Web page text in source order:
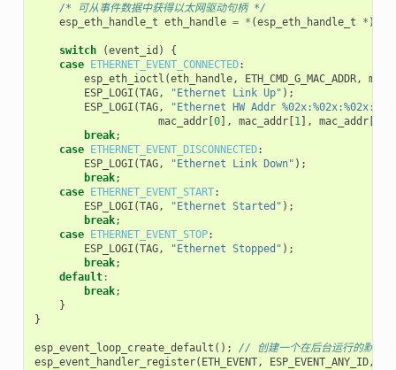
/* 可从事件数据中获得以太网驱动句柄 */
esp_eth_handle_t eth_handle = * (esp_eth_handle_t * )
switch (event_id )
{
case
ETHERNET_EVENT_CONNECTED:
esp_eth_ioctl (eth_handle, ETH_CMD_G_MAC_ADDR,
ESP_LOGI (TAG, "Ethernet Link Up" );
ESP_LOGI (TAG,
"Ethernet HW Addr
mac_addr[ 0], mac_addr[ 1], mac_addr[
break;
case
ETHERNET_EVENT_DISCONNECTED:
ESP_LOGI (TAG, "Ethernet Link Down" );
break;
case
ETHERNET_EVENT_START:
ESP_LOGI (TAG, "Ethernet Started" );
break;
case
ETHERNET_EVENT_STOP:
ESP_LOGI (TAG, "Ethernet Stopped" );
break;
default:
break;
}
}
esp_event_loop_create_default ();
// 创建一个在后台运行的默认事
esp_event_handler_register( ETH_EVENT, ESP_EVENT_ANY_ID,